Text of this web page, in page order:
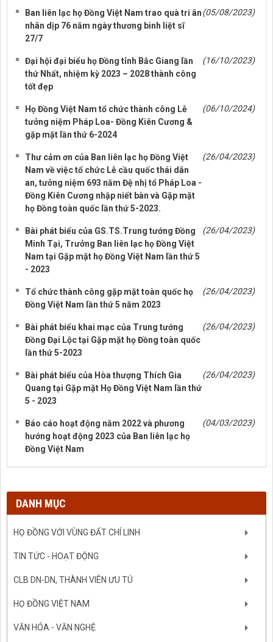
Ban liên lạc họ Đồng Việt Nam trao quà tri ân
nhân dịp 76 năm ngày thương binh liệt sĩ
27/7
(05/08/2023)
Đại hội đại biểu họ Đồng tỉnh Bắc Giang lần
thứ Nhất, nhiệm kỳ 2023 – 2028 thành công
tốt đẹp
(16/10/2023)
Họ Đồng Việt Nam tổ chức thành công Lễ
tưởng niệm Pháp Loa- Đồng Kiên Cương &
gặp mặt lần thứ 6-2024
(06/10/2024)
Thư cảm ơn của Ban liên lạc họ Đồng Việt
Nam về việc tổ chức Lễ cầu quốc thái dân
an, tưởng niệm 693 năm Đệ nhị tổ Pháp Loa -
Đồng Kiên Cương nhập niết bàn và Gặp mặt
họ Đồng toàn quốc lần thứ 5-2023.
(26/04/2023)
Bài phát biểu của GS.TS.Trung tướng Đồng
Minh Tại, Trưởng Ban liên lạc họ Đồng Việt
Nam tại Gặp mặt họ Đồng Việt Nam lần thứ 5
- 2023
(26/04/2023)
Tổ chức thành công gặp mặt toàn quốc họ
Đồng Việt Nam lần thứ 5 năm 2023
(26/04/2023)
Bài phát biểu khai mạc của Trung tướng
Đồng Đại Lộc tại Gặp mặt họ Đồng toàn quốc
lần thứ 5-2023
(26/04/2023)
Bài phát biểu của Hòa thượng Thích Gia
Quang tại Gặp mặt Họ Đồng Việt Nam lần thứ
5 - 2023
(26/04/2023)
Báo cáo hoạt động năm 2022 và phương
hướng hoạt động 2023 của Ban liên lạc họ
Đồng Việt Nam
(04/03/2023)
DANH MỤC
HỌ ĐỒNG VỚI VÙNG ĐẤT CHÍ LINH
TIN TỨC - HOẠT ĐỘNG
CLB DN-DN, THÀNH VIÊN ƯU TÚ
HỌ ĐỒNG VIỆT NAM
VĂN HÓA - VĂN NGHỆ